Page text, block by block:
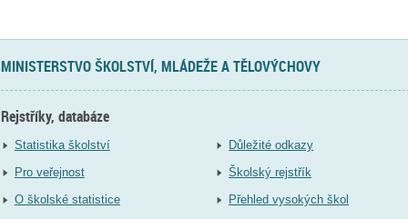
MINISTERSTVO ŠKOLSTVÍ, MLÁDEŽE A TĚLOVÝCHOVY
Rejstříky, databáze
Statistika školství
Pro veřejnost
O školské statistice
Důležité odkazy
Školský rejstřík
Přehled vysokých škol